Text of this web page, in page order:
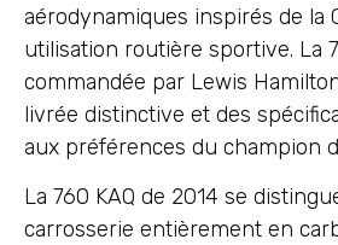
aérodynamiques inspirés de la
utilisation routière sportive. La
commandée par Lewis
livrée distinctive et des
aux préférences du champion
La 760 KAQ de 2014 se
carrosserie entièrement en